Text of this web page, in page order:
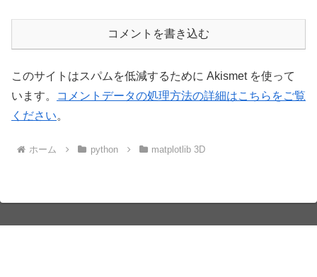
コメントを書き込む
このサイトはスパムを低減するために Akismet を使って
います。
コメントデータの処理方法の詳細はこちらをご覧
ください。
ホーム python matplotlib 3D